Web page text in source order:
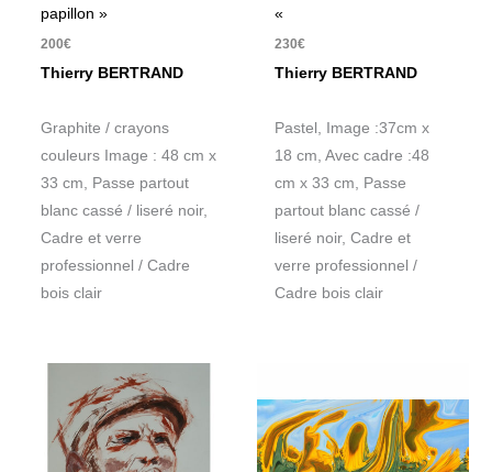
papillon »
200€
Thierry BERTRAND
Graphite / crayons
couleurs Image : 48 cm x
33 cm, Passe partout
blanc cassé / liseré noir,
Cadre et verre
professionnel / Cadre
bois clair
«
230€
Thierry BERTRAND
Pastel, Image :37cm x
18 cm, Avec cadre :48
cm x 33 cm, Passe
partout blanc cassé /
liseré noir, Cadre et
verre professionnel /
Cadre bois clair
prix :
140€
à
240€